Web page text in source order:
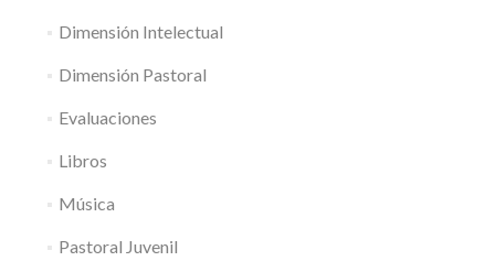
Dimensión Intelectual
Dimensión Pastoral
Evaluaciones
Libros
Música
Pastoral Juvenil